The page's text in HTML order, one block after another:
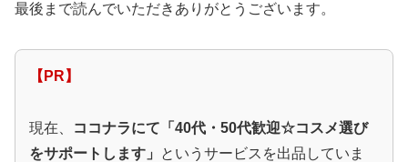
最後まで読んでいただきありがとうございます。
【PR】
現在、
ココナラにて「40代・50代歓迎☆コスメ選び
をサポートします」
というサービスを出品していま